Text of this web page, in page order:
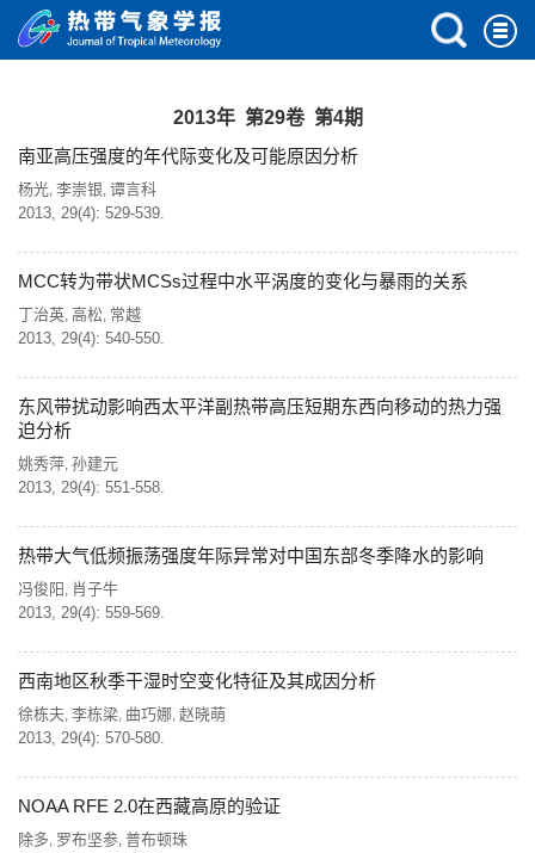
2013年 第29卷 第4期
南亚高压强度的年代际变化及可能原因分析
杨光, 李崇银, 谭言科
2013, 29(4): 529-539.
MCC转为带状MCSs过程中水平涡度的变化与暴雨的关系
丁治英, 高松, 常越
2013, 29(4): 540-550.
东风带扰动影响西太平洋副热带高压短期东西向移动的热力强
迫分析
姚秀萍, 孙建元
2013, 29(4): 551-558.
热带大气低频振荡强度年际异常对中国东部冬季降水的影响
冯俊阳 , 肖子牛
2013, 29(4): 559-569.
西南地区秋季干湿时空变化特征及其成因分析
徐栋夫, 李栋梁, 曲巧娜, 赵晓萌
2013, 29(4): 570-580.
NOAA RFE 2.0在西藏高原的验证
除多, 罗布坚参, 普布顿珠